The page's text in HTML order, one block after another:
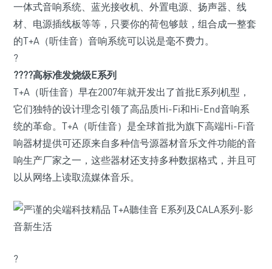
一体式音响系统、蓝光接收机、外置电源、扬声器、线
材、电源插线板等等，只要你的荷包够鼓，组合成一整套
的T+A（听佳音）音响系统可以说是毫不费力。
?
????高标准发烧级E系列
T+A（听佳音）早在2007年就开发出了首批E系列机型，
它们独特的设计理念引领了高品质Hi-Fi和Hi-End音响系
统的革命。T+A（听佳音）是全球首批为旗下高端Hi-Fi音
响器材提供可还原来自多种信号源器材音乐文件功能的音
响生产厂家之一，这些器材还支持多种数据格式，并且可
以从网络上读取流媒体音乐。
?